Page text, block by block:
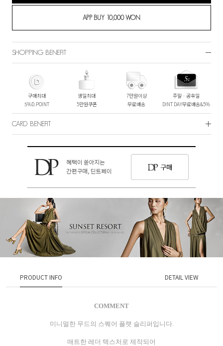
SHOPPING BENEFIT
구매최대
5%D.POINT
생일최대
5만원쿠폰
7만원이상
무료배송
주말ㆍ공휴일
DINT DAY무료배송&5%
CARD BENEFIT
PRODUCT INFO DETAIL VIEW
COMMENT
미니멀한 무드의 스퀘어 플랫 슬리퍼입니다.
매트한 레더 텍스처로 제작되어